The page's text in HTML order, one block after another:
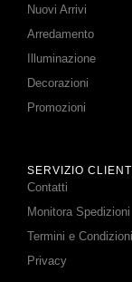
Nuovi Arrivi
Arredamento
Illuminazione
Decorazioni
Promozioni
SERVIZIO CLIENTI
Contatti
Monitora Spedizioni
Termini e Condizioni
Privacy